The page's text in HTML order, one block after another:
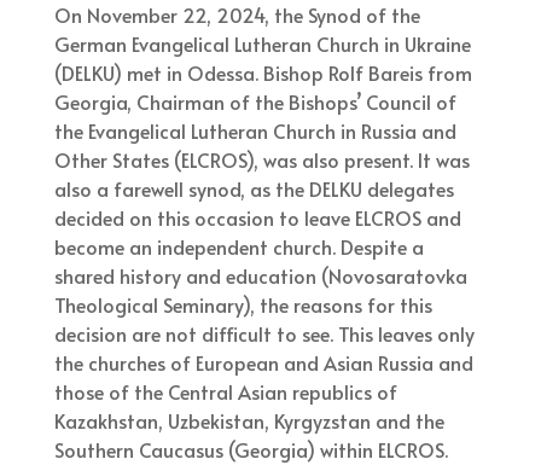
On November 22, 2024, the Synod of the
German Evangelical Lutheran Church in Ukraine
(DELKU) met in Odessa. Bishop Rolf Bareis from
Georgia, Chairman of the Bishops’ Council of
the Evangelical Lutheran Church in Russia and
Other States (ELCROS), was also present. It was
also a farewell synod, as the DELKU delegates
decided on this occasion to leave ELCROS and
become an independent church. Despite a
shared history and education (Novosaratovka
Theological Seminary), the reasons for this
decision are not difficult to see. This leaves only
the churches of European and Asian Russia and
those of the Central Asian republics of
Kazakhstan, Uzbekistan, Kyrgyzstan and the
Southern Caucasus (Georgia) within ELCROS.